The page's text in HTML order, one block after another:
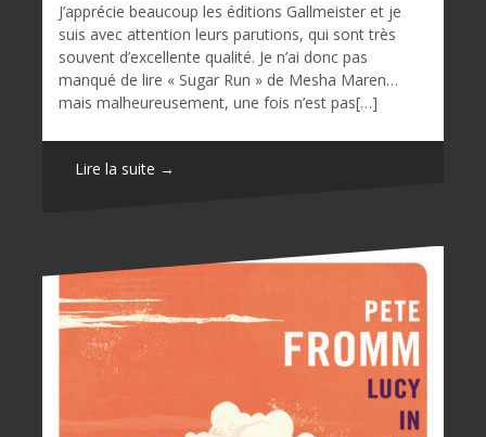
J’apprécie beaucoup les éditions Gallmeister et je
suis avec attention leurs parutions, qui sont très
souvent d’excellente qualité. Je n’ai donc pas
manqué de lire « Sugar Run » de Mesha Maren…
mais malheureusement, une fois n’est pas[…]
Lire la suite →